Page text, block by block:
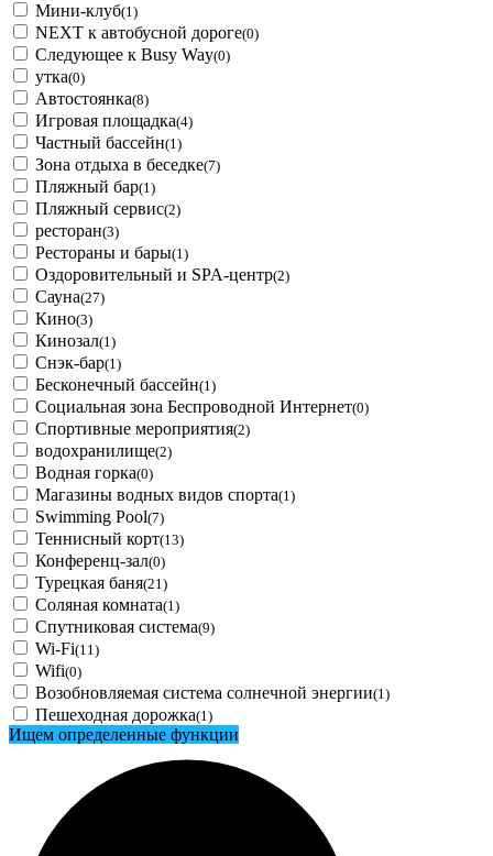
Мини-клуб(1)
NEXT к автобусной дороге(0)
Следующее к Busy Way(0)
утка(0)
Автостоянка(8)
Игровая площадка(4)
Частный бассейн(1)
Зона отдыха в беседке(7)
Пляжный бар(1)
Пляжный сервис(2)
ресторан(3)
Рестораны и бары(1)
Оздоровительный и SPA-центр(2)
Сауна(27)
Кино(3)
Кинозал(1)
Снэк-бар(1)
Бесконечный бассейн(1)
Социальная зона Беспроводной Интернет(0)
Спортивные мероприятия(2)
водохранилище(2)
Водная горка(0)
Магазины водных видов спорта(1)
Swimming Pool(7)
Теннисный корт(13)
Конференц-зал(0)
Турецкая баня(21)
Соляная комната(1)
Спутниковая система(9)
Wi-Fi(11)
Wifi(0)
Возобновляемая система солнечной энергии(1)
Пешеходная дорожка(1)
Ищем определенные функции